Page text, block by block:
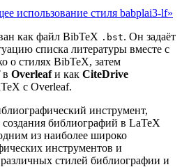
использование стиля babplai3-lf»
как файл BibTeX .bst. Он задаёт
списка литературы вместе с
о стилях BibTeX, затем
в Overleafи как CiteDrive
с Overleaf.
инструмент,
создания библиографий в LaTeX
из наиболее широко
инструментов и
стилей библиографии и